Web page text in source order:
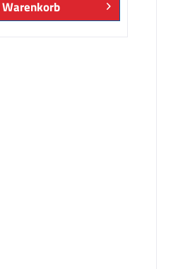
Warenkorb